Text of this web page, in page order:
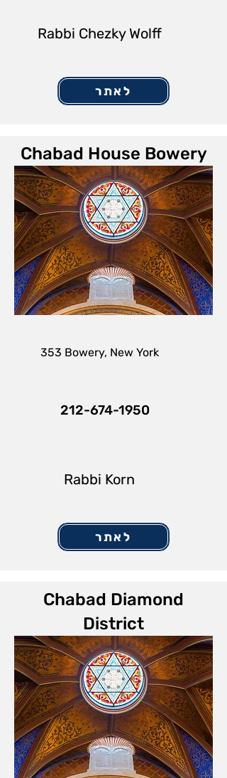
Rabbi Chezky Wolff
לאתר
Chabad House Bowery
353 Bowery, New York
212-674-1950
Rabbi Korn
לאתר
Chabad Diamond
District